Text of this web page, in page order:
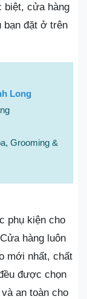
biệt, cửa hàng
bạn đặt ở trên
Long
Grooming &
phụ kiện cho
hàng luôn
mới nhất, chất
được chọn
an toàn cho